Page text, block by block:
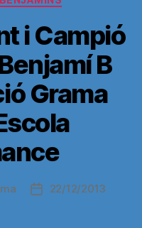
i Campió
B
Grama
Fecha22/12/2013